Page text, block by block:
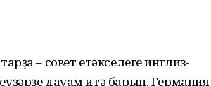
– совет етәкселеге инглиз-
дауам итә барып, Германия